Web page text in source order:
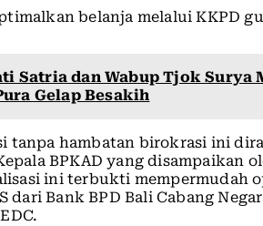
belanja melalui KKPD
Satria dan Wabup Tjok Surya
Gelap Besakih
tanpa hambatan birokrasi ini
BPKAD yang disampaikan
ini terbukti mempermudah
dari Bank BPD Bali Cabang